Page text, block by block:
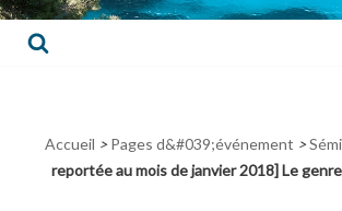
Accueil > Pages d&#039;événement >
reportée au mois de janvier 2018] Le